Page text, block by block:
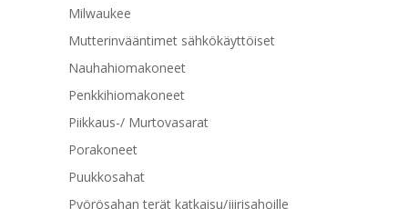
Milwaukee
Mutterinvääntimet sähkökäyttöiset
Nauhahiomakoneet
Penkkihiomakoneet
Piikkaus-/ Murtovasarat
Porakoneet
Puukkosahat
Pyörösahan terät katkaisu/jiirisahoille